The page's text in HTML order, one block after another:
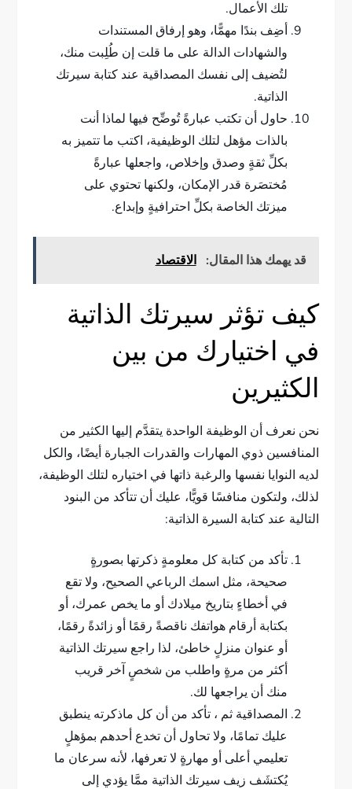
تلك الأعمال.
أضِف بندًا مهمًّا، وهو إرفاق المستندات
والشهادات الدالة على ما قلت إن طُلِبت منك،
لتُضيف إلى نفسك المصداقية عند كتابة سيرتك
الذاتية.
حاول أن تكتب عبارةً تُوضِّح فيها لماذا أنت
بالذات مؤهل لتلك الوظيفية، اكتب ما تتميز به
بكلِّ ثقةٍ وصدق وإخلاص، واجعلها عبارةً
مُختصَرة قدر الإمكان، ولكنها تحتوي على
ميزتك الخاصة بكلِّ احترافيةٍ وإبداع.
قد يهمك هذا المقال: الاقتصاد
كيف تؤثر سيرتك الذاتية
في اختيارك من بين
الكثيرين
نحن نعرف أن الوظيفة الواحدة يتقدَّم إليها الكثير من
المنافسين ذوي المهارات والقدرات الجبارة أيضًا، والكل
لديه النوايا نفسها والرغبة ذاتها في اختياره لتلك الوظيفة،
لذلك، ولتكون منافسًا قويًّا، عليك أن تتأكد من البنود
التالية عند كتابة السيرة الذاتية:
تأكد من كتابة كل معلومةٍ ذكرتها بصورةٍ
صحيحة، مثل اسمك الرباعي الصحيح، ولا تقع
في أخطاءٍ بتاريخ ميلادك أو ما يخص عمرك، أو
بكتابة أرقام هواتفك ناقصةً رقمًا أو زائدةً رقمًا،
أو عنوان منزلٍ خاطئ، لذا راجع سيرتك الذاتية
أكثر من مرةٍ واطلب من شخصٍ آخر قريب
منك أن يراجعها لك.
المصداقية ثم ، تأكد من أن كل ماذكرته ينطبق
عليك تمامًا، ولا تحاول أن تخدع أحدهم بمؤهلٍ
تعليمي أعلى أو مهارةٍ لا تعرفها، لأنه سرعان ما
يُكتشَف زيف سيرتك الذاتية ممَّا يؤدي إلى